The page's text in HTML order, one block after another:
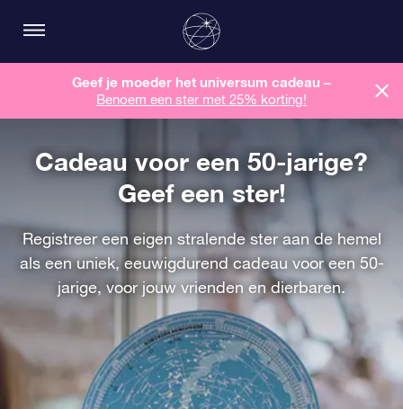
Geef je moeder het universum cadeau –
Benoem een ​​ster met 25% korting!
Cadeau voor een 50-jarige?
Geef een ster!
Registreer een eigen stralende ster aan de hemel
als een uniek, eeuwigdurend cadeau voor een 50-
jarige, voor jouw vrienden en dierbaren.